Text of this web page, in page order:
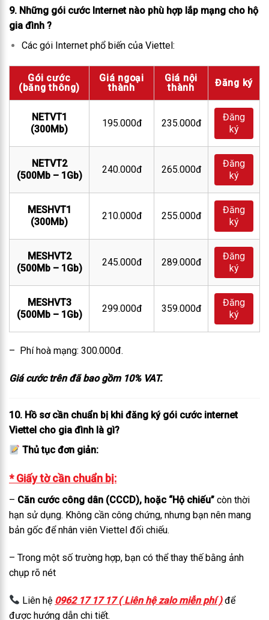
9. Những gói cước Internet nào phù hợp lắp mạng cho hộ
gia đình ?
Các gói Internet phổ biến của Viettel:
Gói cước
(băng thông)
Giá ngoại
thành
Giá nội
thành
Đăng ký
NETVT1
(300Mb)
195.000đ 235.000đ
Đăng
ký
NETVT2
(500Mb – 1Gb)
240.000đ 265.000đ
Đăng
ký
MESHVT1
(300Mb)
210.000đ 255.000đ
Đăng
ký
MESHVT2
(500Mb – 1Gb)
245.000đ 289.000đ
Đăng
ký
MESHVT3
(500Mb – 1Gb)
299.000đ 359.000đ
Đăng
ký
– Phí hoà mạng: 300.000đ.
Giá cước trên đã bao gồm 10% VAT.
10. Hồ sơ cần chuẩn bị khi đăng ký gói cước internet
Viettel cho gia đình là gì?
Thủ tục đơn giản:
* Giấy tờ cần chuẩn bị:
– Căn cước công dân (CCCD), hoặc “Hộ chiếu” còn thời
hạn sử dụng. Không cần công chứng, nhưng bạn nên mang
bản gốc để nhân viên Viettel đối chiếu.
– Trong một số trường hợp, bạn có thể thay thế bằng ảnh
chụp rõ nét
Liên hệ 0962 17 17 17 ( Liên hệ zalo miễn phí ) để
được hướng dẫn chi tiết.